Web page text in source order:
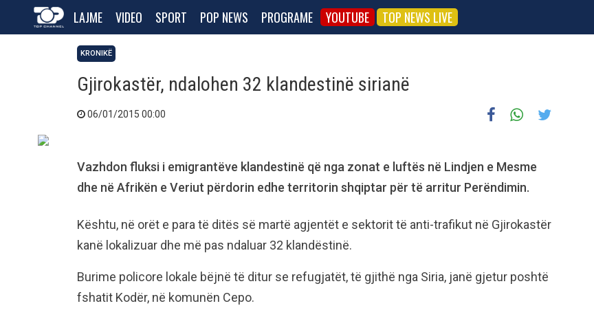
LAJME VIDEO SPORT POP NEWS PROGRAME YOUTUBE TOP NEWS LIVE
KRONIKË
Gjirokastër, ndalohen 32 klandestinë sirianë
06/01/2015 00:00
Vazhdon fluksi i emigrantëve klandestinë që nga zonat e luftës në Lindjen e Mesme
dhe në Afrikën e Veriut përdorin edhe territorin shqiptar për të arritur Perëndimin.
Kështu, në orët e para të ditës së martë agjentët e sektorit të anti-trafikut në Gjirokastër
kanë lokalizuar dhe më pas ndaluar 32 klandëstinë.
Burime policore lokale bëjnë të ditur se refugjatët, të gjithë nga Siria, janë gjetur poshtë
fshatit Kodër, në komunën Cepo.